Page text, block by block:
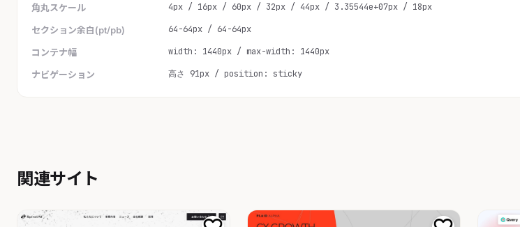
角丸スケール 4px / 16px / 60px / 32px / 44px / 3.35544e+07px / 18px
セクション余白(pt/pb) 64-64px / 64-64px
コンテナ幅 width: 1440px / max-width: 1440px
ナビゲーション 高さ 91px / position: sticky
関連サイト